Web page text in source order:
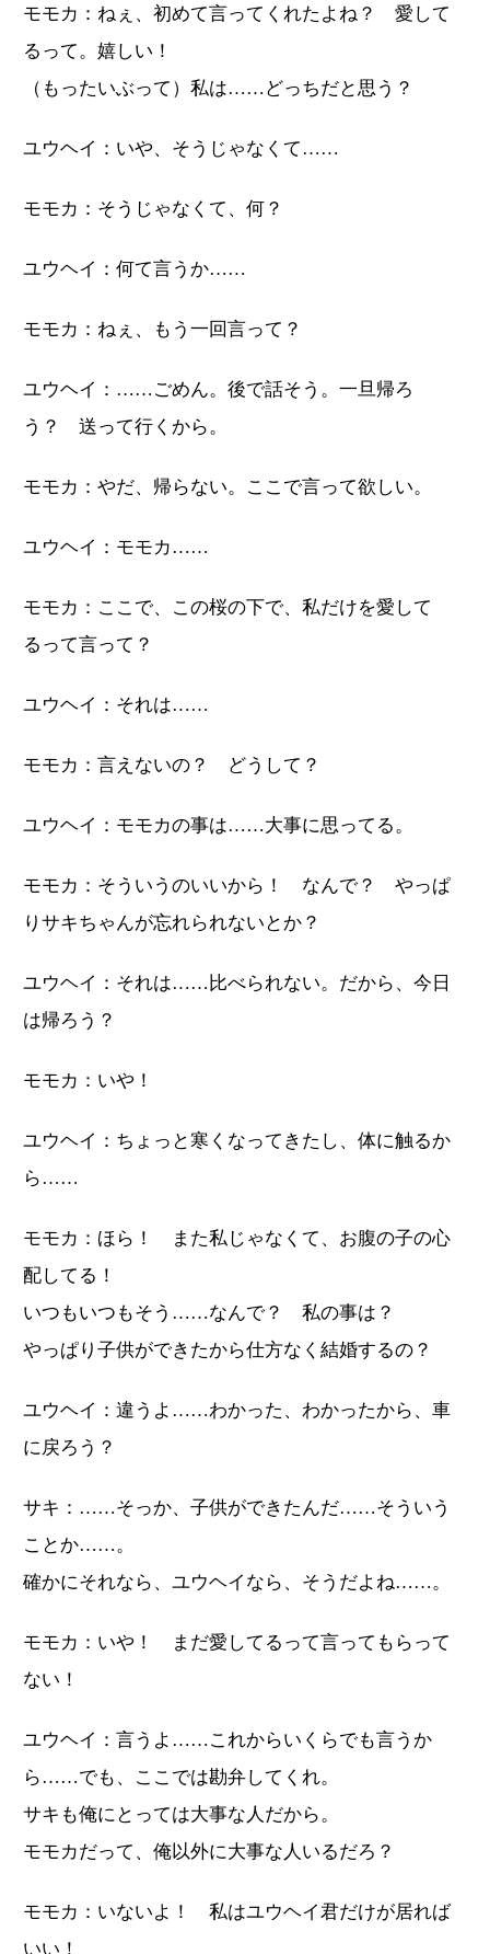
モモカ：ねぇ、初めて言ってくれたよね？ 愛して
るって。嬉しい！
（もったいぶって）私は……どっちだと思う？
ユウヘイ：いや、そうじゃなくて……
モモカ：そうじゃなくて、何？
ユウヘイ：何て言うか……
モモカ：ねぇ、もう一回言って？
ユウヘイ：……ごめん。後で話そう。一旦帰ろ
う？ 送って行くから。
モモカ：やだ、帰らない。ここで言って欲しい。
ユウヘイ：モモカ……
モモカ：ここで、この桜の下で、私だけを愛して
るって言って？
ユウヘイ：それは……
モモカ：言えないの？ どうして？
ユウヘイ：モモカの事は……大事に思ってる。
モモカ：そういうのいいから！ なんで？ やっぱ
りサキちゃんが忘れられないとか？
ユウヘイ：それは……比べられない。だから、今日
は帰ろう？
モモカ：いや！
ユウヘイ：ちょっと寒くなってきたし、体に触るか
ら……
モモカ：ほら！ また私じゃなくて、お腹の子の心
配してる！
いつもいつもそう……なんで？ 私の事は？
やっぱり子供ができたから仕方なく結婚するの？
ユウヘイ：違うよ……わかった、わかったから、車
に戻ろう？
サキ：……そっか、子供ができたんだ……そういう
ことか……。
確かにそれなら、ユウヘイなら、そうだよね……。
モモカ：いや！ まだ愛してるって言ってもらって
ない！
ユウヘイ：言うよ……これからいくらでも言うか
ら……でも、ここでは勘弁してくれ。
サキも俺にとっては大事な人だから。
モモカだって、俺以外に大事な人いるだろ？
モモカ：いないよ！ 私はユウヘイ君だけが居れば
いい！